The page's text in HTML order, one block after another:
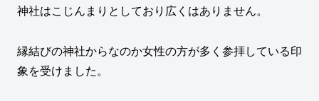
神社はこじんまりとしており広くはありません。
縁結びの神社からなのか女性の方が多く参拝している印
象を受けました。